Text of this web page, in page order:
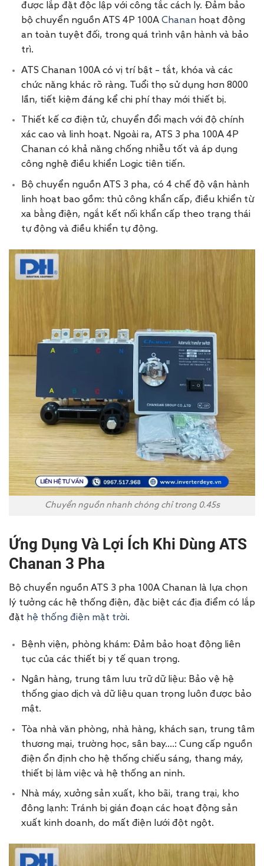
được lắp đặt độc lập với công tắc cách ly. Đảm bảo
bộ chuyển nguồn ATS 4P 100A Chananhoạt động
an toàn tuyệt đối, trong quá trình vận hành và bảo
trì.
ATS Chanan 100A có vị trí bật – tắt, khóa và các
chức năng khác rõ ràng. Tuổi thọ sử dụng hơn 8000
lần, tiết kiệm đáng kể chi phí thay mới thiết bị.
Thiết kế cơ điện tử, chuyển đổi mạch với độ chính
xác cao và linh hoạt. Ngoài ra, ATS 3 pha 100A 4P
Chanan có khả năng chống nhiễu tốt và áp dụng
công nghệ điều khiển Logic tiên tiến.
Bộ chuyển nguồn ATS 3 pha, có 4 chế độ vận hành
linh hoạt bao gồm: thủ công khẩn cấp, điều khiển từ
xa bằng điện, ngắt kết nối khẩn cấp theo trạng thái
tự động và điều khiển tự động.
Chuyển nguồn nhanh chóng chỉ trong 0.45s
Ứng Dụng Và Lợi Ích Khi Dùng ATS
Chanan 3 Pha
Bộ chuyển nguồn ATS 3 pha 100A Chanan là lựa chọn
lý tưởng các hệ thống điện, đặc biệt các địa điểm có lắp
đặt hệ thống điện mặt trời.
Bệnh viện, phòng khám: Đảm bảo hoạt động liên
tục của các thiết bị y tế quan trọng.
Ngân hàng, trung tâm lưu trữ dữ liệu: Bảo vệ hệ
thống giao dịch và dữ liệu quan trọng luôn được bảo
mật.
Tòa nhà văn phòng, nhà hàng, khách sạn, trung tâm
thương mại, trường học, sân bay….: Cung cấp nguồn
điện ổn định cho hệ thống chiếu sáng, thang máy,
thiết bị làm việc và hệ thống an ninh.
Nhà máy, xưởng sản xuất, kho bãi, trang trại, kho
đông lạnh: Tránh bị gián đoạn các hoạt động sản
xuất kinh doanh, do mất điện lưới đột ngột.